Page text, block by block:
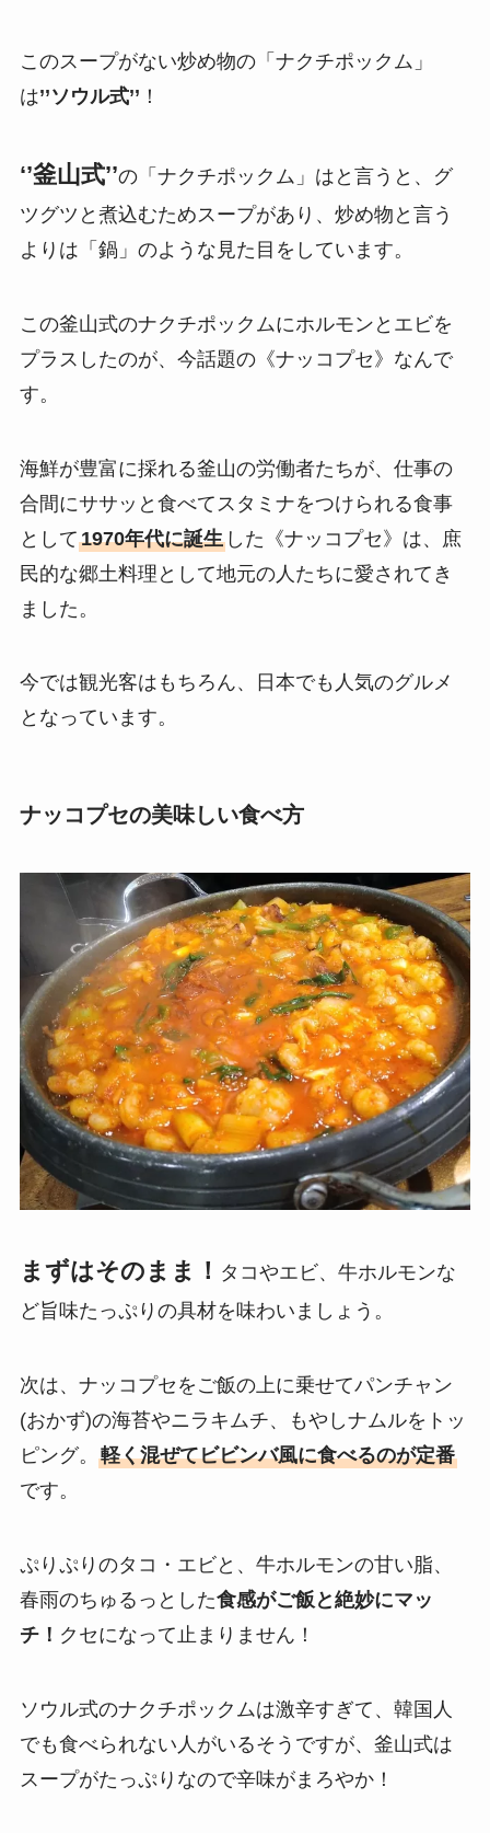
このスープがない炒め物の「ナクチポックム」
は’’ソウル式’’ ！
‘’釜山式’’の「ナクチポックム」はと言うと、グ
ツグツと煮込むためスープがあり、炒め物と言う
よりは「鍋」のような見た目をしています。
この釜山式のナクチポックムにホルモンとエビを
プラスしたのが、今話題の《ナッコプセ》なんで
す。
海鮮が豊富に採れる釜山の労働者たちが、仕事の
合間にササッと食べてスタミナをつけられる食事
として1970年代に誕生した《ナッコプセ》は、庶
民的な郷土料理として地元の人たちに愛されてき
ました。
今では観光客はもちろん、日本でも人気のグルメ
となっています。
ナッコプセの美味しい食べ方
まずはそのまま！ タコやエビ、牛ホルモンな
ど旨味たっぷりの具材を味わいましょう。
次は、ナッコプセをご飯の上に乗せてパンチャン
(おかず)の海苔やニラキムチ、もやしナムルをトッ
ピング。 軽く混ぜてビビンバ風に食べるのが定番
です。
ぷりぷりのタコ・エビと、牛ホルモンの甘い脂、
春雨のちゅるっとした食感がご飯と絶妙にマッ
チ！ クセになって止まりません！
ソウル式のナクチポックムは激辛すぎて、韓国人
でも食べられない人がいるそうですが、釜山式は
スープがたっぷりなので辛味がまろやか！